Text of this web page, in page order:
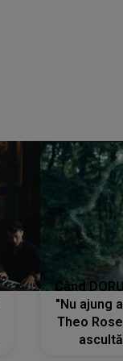
Când
"Nu ajung
Theo